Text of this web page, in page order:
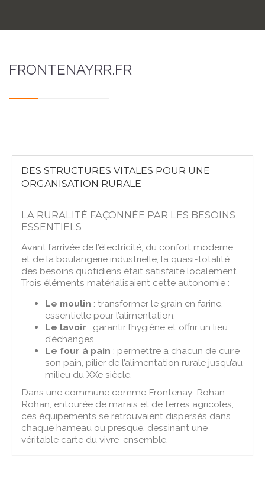
FRONTENAYRR.FR
DES STRUCTURES VITALES POUR UNE
ORGANISATION RURALE
LA RURALITÉ FAÇONNÉE PAR LES BESOINS
ESSENTIELS
Avant l’arrivée de l’électricité, du confort moderne
et de la boulangerie industrielle, la quasi-totalité
des besoins quotidiens était satisfaite localement.
Trois éléments matérialisaient cette autonomie :
Le moulin : transformer le grain en farine,
essentielle pour l’alimentation.
Le lavoir : garantir l’hygiène et offrir un lieu
d’échanges.
Le four à pain : permettre à chacun de cuire
son pain, pilier de l’alimentation rurale jusqu’au
milieu du XXe siècle.
Dans une commune comme Frontenay-Rohan-
Rohan, entourée de marais et de terres agricoles,
ces équipements se retrouvaient dispersés dans
chaque hameau ou presque, dessinant une
véritable carte du vivre-ensemble.